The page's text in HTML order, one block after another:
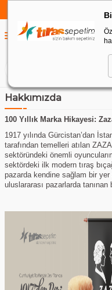
Hakkımızda
100 Yıllık Marka Hikayesi:
1917 yılında Gürcistan’dan
tarafından temelleri atılan
sektöründeki önemli
sektördeki ilk modern tıraş
pazarda kendine sağlam bir
uluslararası pazarlarda